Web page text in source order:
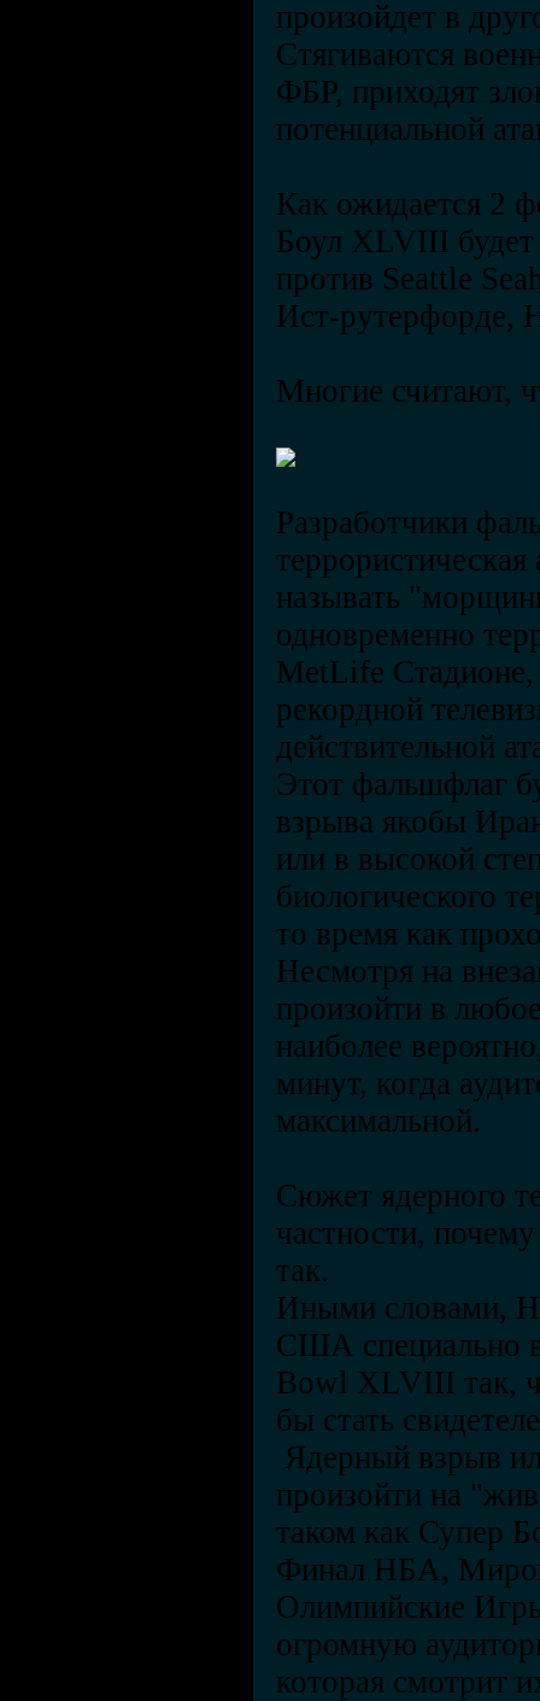
произойдет в
Стягиваются
ФБР, приходят
потенциальной
Как ожидается 2
Боул XLVIII будет
против Seattle
Ист-рутерфорде,
Многие считают,
Разработчики
называть
одновременно
MetLife Стадионе,
рекордной
действительной
Этот фальшфлаг
взрыва якобы
или в высокой
биологического
то время как
Несмотря на
произойти в
наиболее
минут, когда
максимальной.
Сюжет ядерного
частности,
так.
Иными словами,
США специально
Bowl XLVIII так,
бы стать
Ядерный взрыв
произойти на
таком как Супер
Финал НБА,
Олимпийские
огромную
которая смотрит